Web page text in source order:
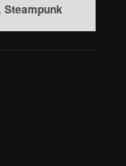
Steampunk